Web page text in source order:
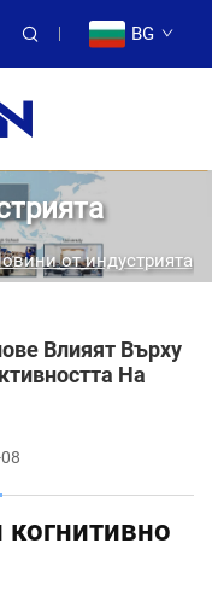
BG
от индустрията
Влияят Върху
На